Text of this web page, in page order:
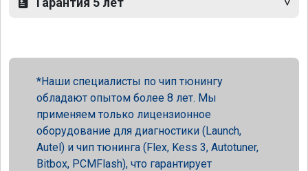
Наши специалисты по чип тюнингу
обладают опытом более 8 лет. Мы
применяем только лицензионное
оборудование для диагностики (Launch,
Autel) и чип тюнинга (Flex, Kess 3, Autotuner,
Bitbox, PCMFlash), что гарантирует